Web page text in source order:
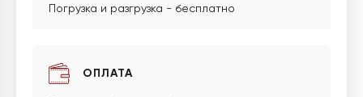
Погрузка и разгрузка - бесплатно
ОПЛАТА